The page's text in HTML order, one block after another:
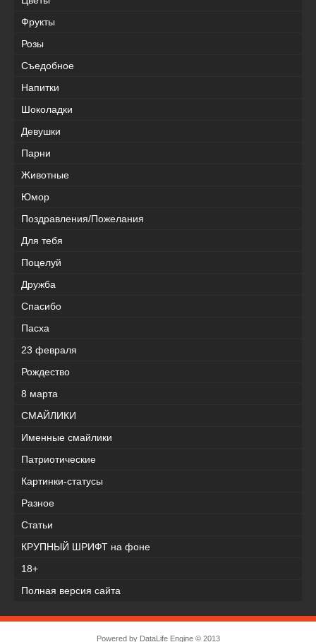
Фрукты
Розы
Съедобное
Напитки
Шоколадки
Девушки
Парни
Животные
Юмор
Поздравления/Пожелания
Для тебя
Поцелуй
Дружба
Спасибо
Пасха
23 февраля
Рождество
8 марта
СМАЙЛИКИ
Именные смайлики
Патриотические
Картинки-статусы
Разное
Cтатьи
КРУПНЫЙ ШРИФТ на фоне
18+
Полная версия сайта
Powered by DataLife Engine© 2013